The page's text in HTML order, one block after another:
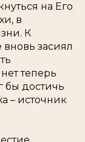
на Его
в
К
засиял
теперь
бы достичь
– источник